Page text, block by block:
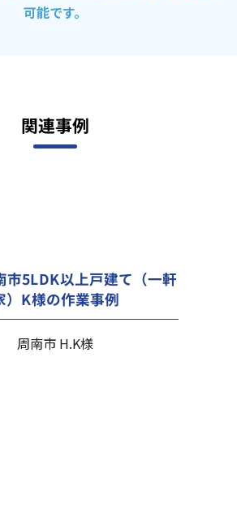
可能です。
関連事例
市5LDK以上戸建て（一軒
）K様の作業事例
周南市 H.K様